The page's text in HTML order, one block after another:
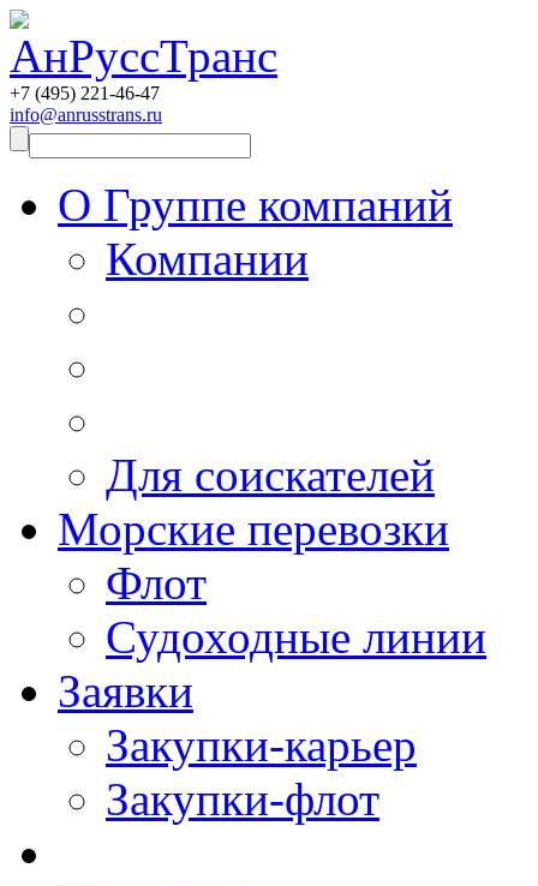
+7 (495) 221-46-47
info@anrusstrans.ru
О Группе компаний
Компании
Для соискателей
Морские перевозки
Флот
Судоходные линии
Заявки
Закупки-карьер
Закупки-флот